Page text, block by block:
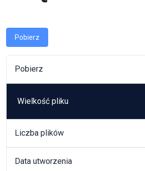
Pobierz
Pobierz
Wielkość pliku
Liczba plików
Data utworzenia